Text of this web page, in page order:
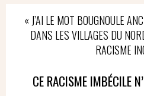
« J’AI LE MOT BOUGNOULE
DANS LES VILLAGES DU
RACISME
CE RACISME IMBÉCILE